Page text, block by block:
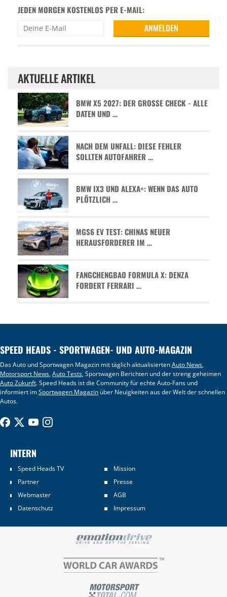
JEDEN MORGEN KOSTENLOS PER E-MAIL:
AKTUELLE ARTIKEL
BMW X5 2027: DER GROSSE CHECK - ALLE D
ATEN UND …
NACH DEM UNFALL: DIESE FEHLER
SOLLTEN AUTOFAHRER …
BMW IX3 UND ALEXA+: WENN DAS AUTO
PLÖTZLICH …
MGS6 EV TEST: CHINAS NEUER
HERAUSFORDERER IM …
FANGCHENGBAO FORMULA X: DENZA
FORDERT FERRARI …
SPEED HEADS - SPORTWAGEN- UND AUTO-MAGAZIN
Das Auto und Sportwagen Magazin mit täglich aktualisiertenAuto News,
Motorsport News,Auto Tests, Sportwagen Berichten und der streng geheimen
Auto Zukunft. Speed Heads ist die Community für echte Auto-Fans und
informiert imSportwagen Magazin über Neuigkeiten aus der Welt der schnellen
Autos.
INTERN
Speed Heads TV
Mission
Partner
Presse
Webmaster
AGB
Datenschutz
Impressum